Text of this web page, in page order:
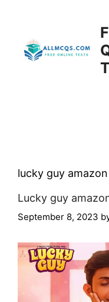
lucky guy
Lucky guy
September 8, 2023